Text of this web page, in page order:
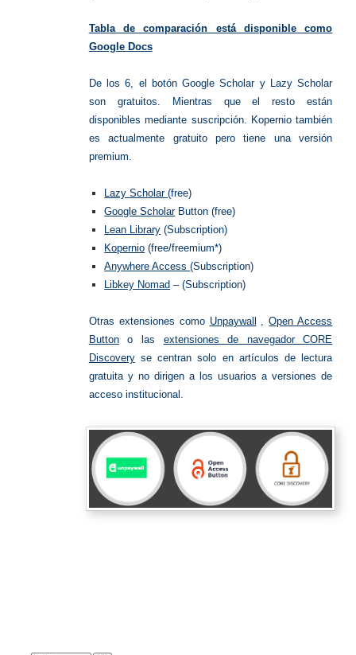
Tabla de comparación está disponible como
Google Docs
De los 6, el botón Google Scholar y Lazy Scholar
son gratuitos. Mientras que el resto están
disponibles mediante suscripción. Kopernio también
es actualmente gratuito pero tiene una versión
premium.
Lazy Scholar(free)
Google ScholarButton (free)
Lean Library (Subscription)
Kopernio (free/freemium*)
Anywhere Access(Subscription)
Libkey Nomad – (Subscription)
Otras extensiones como Unpaywall ,Open Access
Buttono las extensiones de navegador CORE
Discoveryse centran solo en artículos de lectura
gratuita y no dirigen a los usuarios a versiones de
acceso institucional.